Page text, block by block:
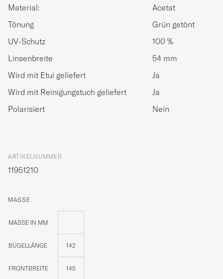
Material:
Acetat
Tönung
Grün getönt
UV-Schutz
100 %
Linsenbreite
54 mm
Wird mit Etui geliefert
Ja
Wird mit Reinigungstuch geliefert
Ja
Polarisiert
Nein
ARTIKELNUMMER
11951210
MASSE
MASSE IN MM
BÜGELLÄNGE 142
FRONTBREITE 145